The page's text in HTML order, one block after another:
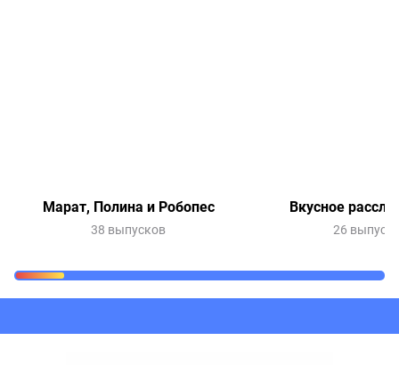
Марат, Полина и Робопес
38 выпусков
Вкусное
26